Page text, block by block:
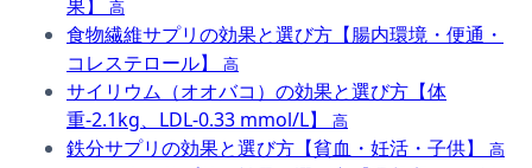
果】
高
食物繊維サプリの効果と選び方【腸内環境・便通・
コレステロール】
高
サイリウム（オオバコ）の効果と選び方【体
重-2.1kg、LDL-0.33 mmol/L】
高
鉄分サプリの効果と選び方【貧血・妊活・子供】 高